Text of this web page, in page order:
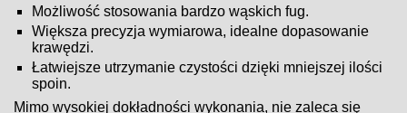
Możliwość stosowania bardzo wąskich fug.
Większa precyzja wymiarowa, idealne dopasowanie
krawędzi.
Łatwiejsze utrzymanie czystości dzięki mniejszej ilości
spoin.
Mimo wysokiej dokładności wykonania, nie zaleca się